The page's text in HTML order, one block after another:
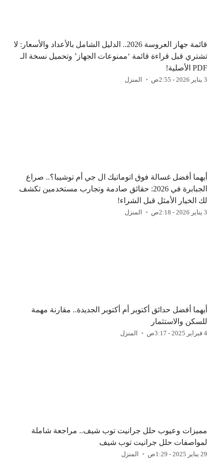
قائمة جهاز العروسة 2026.. الدليل الشامل بالأعداد والأسعار: لا
تشتري قبل قراءة قائمة ‘ممنوعات الجهاز’ وتحميل نسخة الـ
PDF الأصلية!
3 يناير 2026 - 2:55ص المنزل
أيهما أفضل غسالة فوق اتوماتيك ال جي أم توشيبا؟.. صراع
الجبابرة في 2026: حقائق صادمة وتجارب مستخدمين تكشف
لك الخيار الأمثل قبل الشراء!
3 يناير 2026 - 2:18ص المنزل
أيهما أفضل حدائق أكتوبر أم أكتوبر الجديدة.. مقارنة مهمة
للسكن والاستثمار
4 فبراير 2025 - 3:17ص المنزل
مميزات وعيوب حلل جرانيت توب شيف.. مراجعة شاملة
لمواصفات حلل جرانيت توب شيف
29 يناير 2025 - 1:29ص المنزل